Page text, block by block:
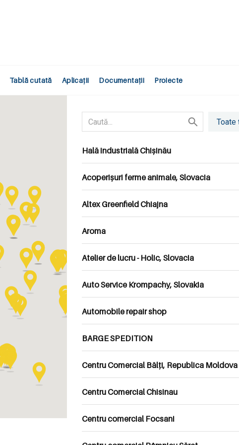
Tablă cutată Aplicații Documentații Proiecte
Hală industrială Chișinău
Acoperișuri ferme animale, Slovacia
Altex Greenfield Chiajna
Aroma
Atelier de lucru - Holic, Slovacia
Auto Service Krompachy, Slovakia
Automobile repair shop
BARGE SPEDITION
Centru Comercial Bălți, Republica Moldova
Centru Comercial Chisinau
Centru comercial Focsani